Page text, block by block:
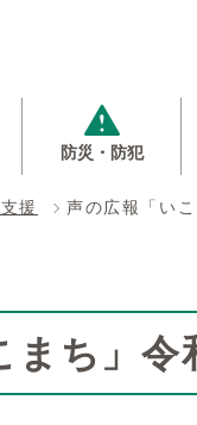
防災・防犯
援 声の広報「い
まち」令